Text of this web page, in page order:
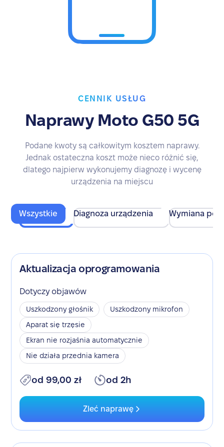
CENNIK USŁUG
Naprawy Moto G50 5G
Podane kwoty są całkowitym kosztem naprawy.
Jednak ostateczna koszt może nieco różnić się,
dlatego najpierw wykonujemy diagnozę i wycenę
urządzenia na miejscu
Wszystkie Diagnoza urządzenia Wymiana
Aktualizacja oprogramowania
Dotyczy objawów
Uszkodzony głośnik
Uszkodzony mikrofon
Aparat się trzęsie
Ekran nie rozjaśnia automatycznie
Nie działa przednia kamera
od 99,00 zł od 2h
Zleć naprawę